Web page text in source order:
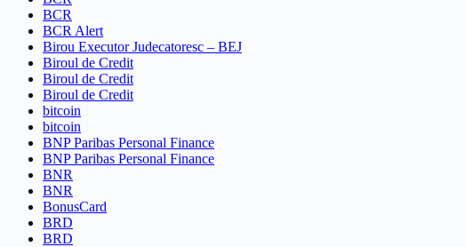
BCR
BCR Alert
Birou Executor Judecatoresc – BEJ
Biroul de Credit
Biroul de Credit
Biroul de Credit
bitcoin
bitcoin
BNP Paribas Personal Finance
BNP Paribas Personal Finance
BNR
BNR
BonusCard
BRD
BRD